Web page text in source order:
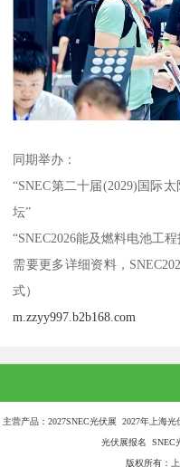
同期举办：
“SNEC第二十届(2029)国际
坛”
“SNEC2026能及燃料电池工
需要更多详细资料，
式）
m.zzyy997.b2b168.com
主营产品：2027SNEC光伏展 2027年上海
光伏展报名 SNEC
版权所有：